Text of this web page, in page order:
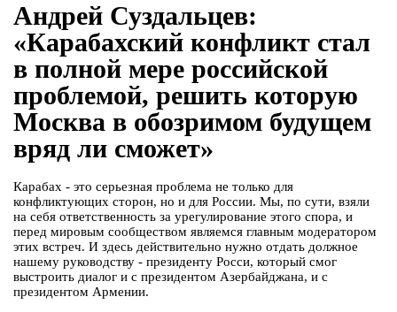
Андрей Суздальцев:
«Карабахский конфликт стал
в полной мере российской
проблемой, решить которую
Москва в обозримом будущем
вряд ли сможет»
Карабах - это серьезная проблема не только для
конфликтующих сторон, но и для России. Мы, по сути, взяли
на себя ответственность за урегулирование этого спора, и
перед мировым сообществом являемся главным модератором
этих встреч. И здесь действительно нужно отдать должное
нашему руководству - президенту Росси, который смог
выстроить диалог и с президентом Азербайджана, и с
президентом Армении.